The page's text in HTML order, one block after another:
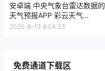
安卓端 中央气象台雷达数据的
天气预报APP 彩云天气
v7.40.1 【软件个锤子
2025-8-13 8:04:23
免费通道下载区